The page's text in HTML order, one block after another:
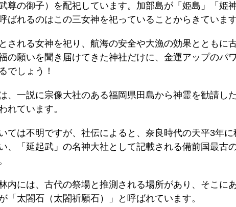
尊の御子）を配祀しています。加部島が「姫島」「姫
ばれるのはこの三女神を祀っていることからきています
される女神を祀り、航海の安全や大漁の効果とともに
の願いを聞き届けてきた神社だけに、金運アップのパ
でしょう！
、一説に宗像大社のある福岡県田島から神霊を勧請し
れています。
ては不明ですが、社伝によると、奈良時代の天平3年に
、「延起武」の名神大社として記載される備前国最古
内には、古代の祭場と推測される場所があり、そこに
「太閤石（太閤祈願石）」と呼ばれています。